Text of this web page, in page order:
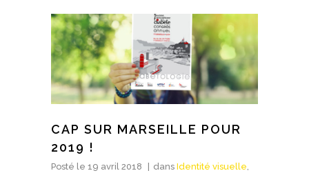
CAP SUR MARSEILLE POUR
2019 !
Posté le 19 avril 2018 dans Identité visuelle,